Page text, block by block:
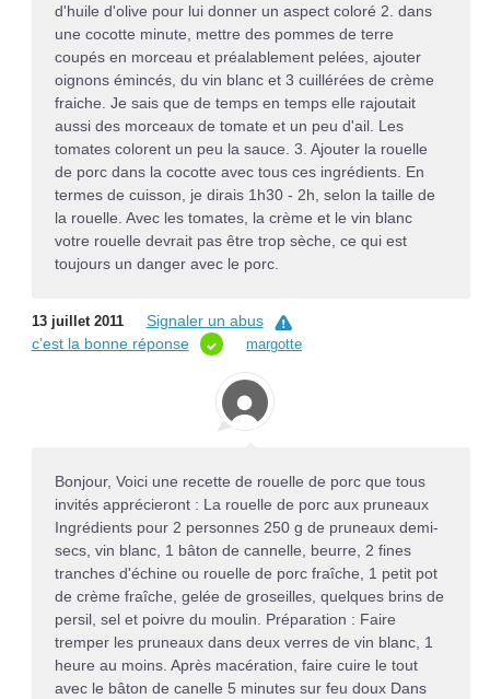
d'huile d'olive pour lui donner un aspect coloré 2. dans
une cocotte minute, mettre des pommes de terre
coupés en morceau et préalablement pelées, ajouter
oignons émincés, du vin blanc et 3 cuillérées de crème
fraiche. Je sais que de temps en temps elle rajoutait
aussi des morceaux de tomate et un peu d'ail. Les
tomates colorent un peu la sauce. 3. Ajouter la rouelle
de porc dans la cocotte avec tous ces ingrédients. En
termes de cuisson, je dirais 1h30 - 2h, selon la taille de
la rouelle. Avec les tomates, la crème et le vin blanc
votre rouelle devrait pas être trop sèche, ce qui est
toujours un danger avec le porc.
13 juillet 2011
Signaler un abus
c’est la bonne réponse
margotte
Bonjour, Voici une recette de rouelle de porc que tous
invités apprécieront : La rouelle de porc aux pruneaux
Ingrédients pour 2 personnes 250 g de pruneaux demi-
secs, vin blanc, 1 bâton de cannelle, beurre, 2 fines
tranches d'échine ou rouelle de porc fraîche, 1 petit pot
de crème fraîche, gelée de groseilles, quelques brins de
persil, sel et poivre du moulin. Préparation : Faire
tremper les pruneaux dans deux verres de vin blanc, 1
heure au moins. Après macération, faire cuire le tout
avec le bâton de canelle 5 minutes sur feu doux Dans